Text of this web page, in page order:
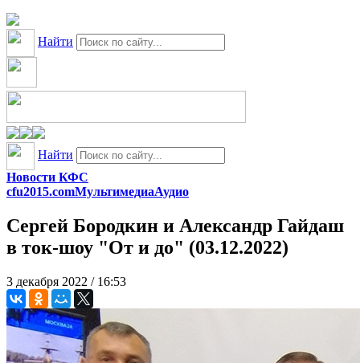
Найти
Найти
Новости КФС
cfu2015.comМультимедиаАудио
Сергей Бородкин и Александр Гайдаш
в ток-шоу "От и до" (03.12.2022)
3 декабря 2022 / 16:53